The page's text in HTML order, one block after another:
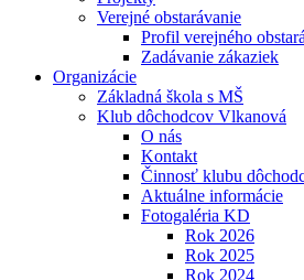
Verejné obstarávanie
Profil verejného
Zadávanie zákaziek
Organizácie
Základná škola s MŠ
Klub dôchodcov Vlkanová
O nás
Kontakt
Činnosť klubu
Aktuálne informácie
Fotogaléria KD
Rok 2026
Rok 2025
Rok 2024